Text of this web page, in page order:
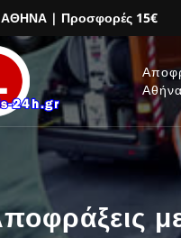
ΑΘΗΝΑ | Προσφορές 15€
Αθήνα